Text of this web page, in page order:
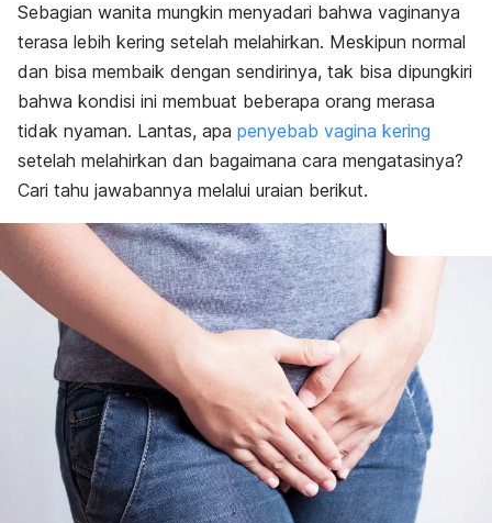
Sebagian wanita mungkin menyadari bahwa vaginanya
terasa lebih kering setelah melahirkan. Meskipun normal
dan bisa membaik dengan sendirinya, tak bisa dipungkiri
bahwa kondisi ini membuat beberapa orang merasa
tidak nyaman. Lantas, apa penyebab vagina kering
setelah melahirkan dan bagaimana cara mengatasinya?
Cari tahu jawabannya melalui uraian berikut.